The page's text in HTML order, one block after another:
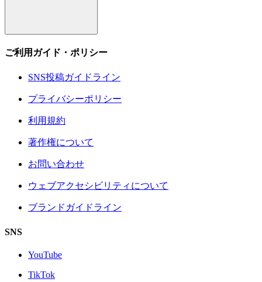
ご利用ガイド・ポリシー
SNS投稿ガイドライン
プライバシーポリシー
利用規約
著作権について
お問い合わせ
ウェブアクセシビリティについて
ブランドガイドライン
SNS
YouTube
TikTok